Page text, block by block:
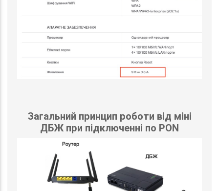
Загальний принцип роботи від міні
ДБЖ при підключенні по PON